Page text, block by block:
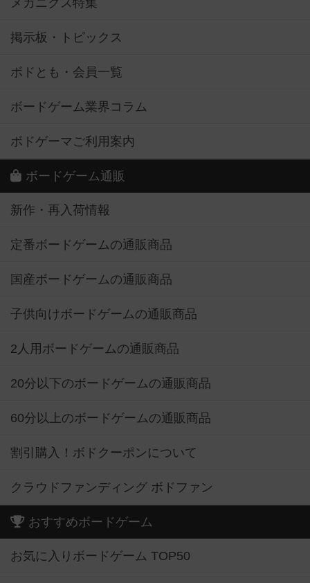
メカニクス特集
掲示板・トピックス
ボドとも・会員一覧
ボードゲーム業界コラム
ボドゲーマご利用案内
ボードゲーム通販
新作・再入荷情報
定番ボードゲームの通販商品
国産ボードゲームの通販商品
子供向けボードゲームの通販商品
2人用ボードゲームの通販商品
20分以下のボードゲームの通販商品
60分以上のボードゲームの通販商品
割引購入！ボドクーポンについて
クラウドファンディング ボドファン
おすすめボードゲーム
お気に入りボードゲーム TOP50